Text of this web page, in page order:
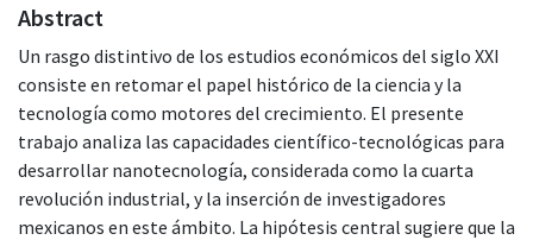
Abstract
Un rasgo distintivo de los estudios económicos del siglo XXI
consiste en retomar el papel histórico de la ciencia y la
tecnología como motores del crecimiento. El presente
trabajo analiza las capacidades científico-tecnológicas para
desarrollar nanotecnología, considerada como la cuarta
revolución industrial, y la inserción de investigadores
mexicanos en este ámbito. La hipótesis central sugiere que la